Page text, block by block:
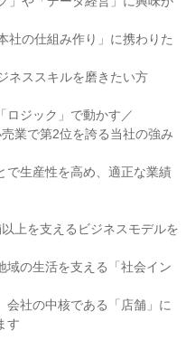
社の仕組み作り」に携わりた
ネススキルを磨きたい方
ロジック」で動かす／
業で第2位を誇る当社の強み
で生産性を高め、適正な業績
上を支えるビジネスモデルを
域の生活を支える「社会イン
会社の中核である「店舗」に
す